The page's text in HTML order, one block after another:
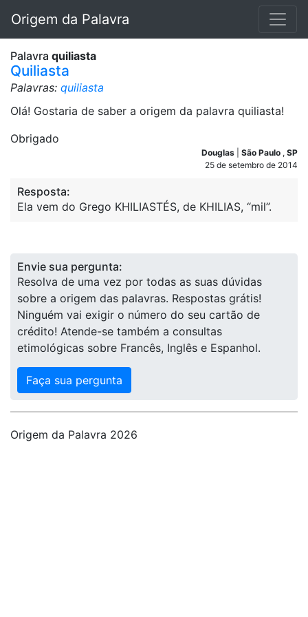
Origem da Palavra
Palavra quiliasta
Quiliasta
Palavras: quiliasta
Olá! Gostaria de saber a origem da palavra quiliasta!
Obrigado
Douglas São Paulo , SP
25 de setembro de 2014
Resposta:
Ela vem do Grego KHILIASTÉS, de KHILIAS, “mil”.
Envie sua pergunta:
Resolva de uma vez por todas as suas dúvidas
sobre a origem das palavras. Respostas grátis!
Ninguém vai exigir o número do seu cartão de
crédito! Atende-se também a consultas
etimológicas sobre Francês, Inglês e Espanhol.
Faça sua pergunta
Origem da Palavra 2026